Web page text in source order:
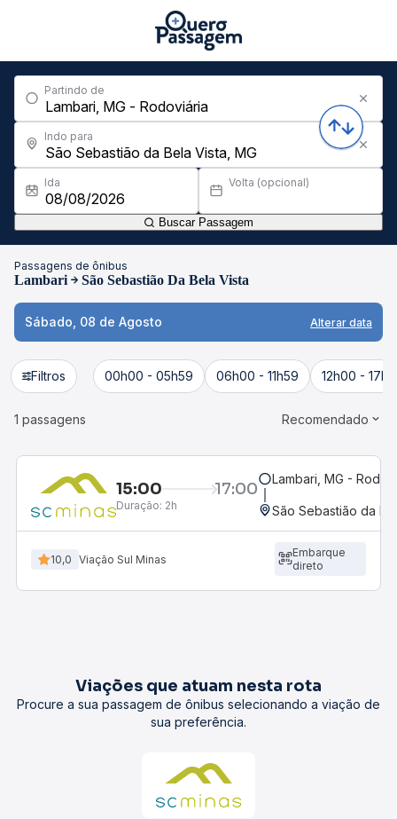
Partindo de
Indo para
Ida Volta (opcional)
Buscar Passagem
Passagens de ônibus
Lambari São Sebastião Da Bela Vista
Sábado, 08 de Agosto Alterar data
Filtros 00h00 - 05h59 06h00 - 11h59 12h00 -
1 passagens Recomendado
15:00 17:00
Duração: 2h
Lambari, MG -
São Sebastião da
10,0 Viação Sul Minas
Embarque
direto
Viações que atuam nesta rota
Procure a sua passagem de ônibus selecionando a viação de
sua preferência.